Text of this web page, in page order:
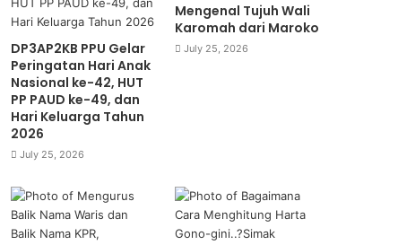
DP3AP2KB PPU Gelar
Peringatan Hari Anak
Nasional ke-42, HUT
PP PAUD ke-49, dan
Hari Keluarga Tahun
2026
July 25, 2026
Mengenal Tujuh Wali
Karomah dari Maroko
July 25, 2026